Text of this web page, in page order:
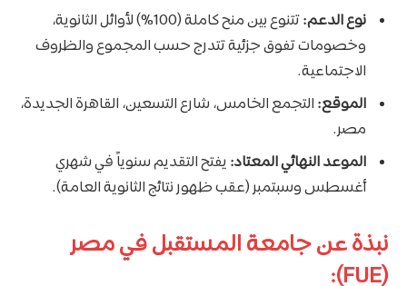
نوع الدعم:
تتنوع بين منح كاملة (100%) لأوائل الثانوية،
وخصومات تفوق جزئية تتدرج حسب المجموع والظروف
الاجتماعية.
الموقع: التجمع الخامس، شارع التسعين، القاهرة الجديدة،
مصر.
الموعد النهائي المعتاد: يفتح التقديم سنوياً في شهري
أغسطس وسبتمبر (عقب ظهور نتائج الثانوية العامة).
نبذة عن جامعة المستقبل في مصر
(FUE):